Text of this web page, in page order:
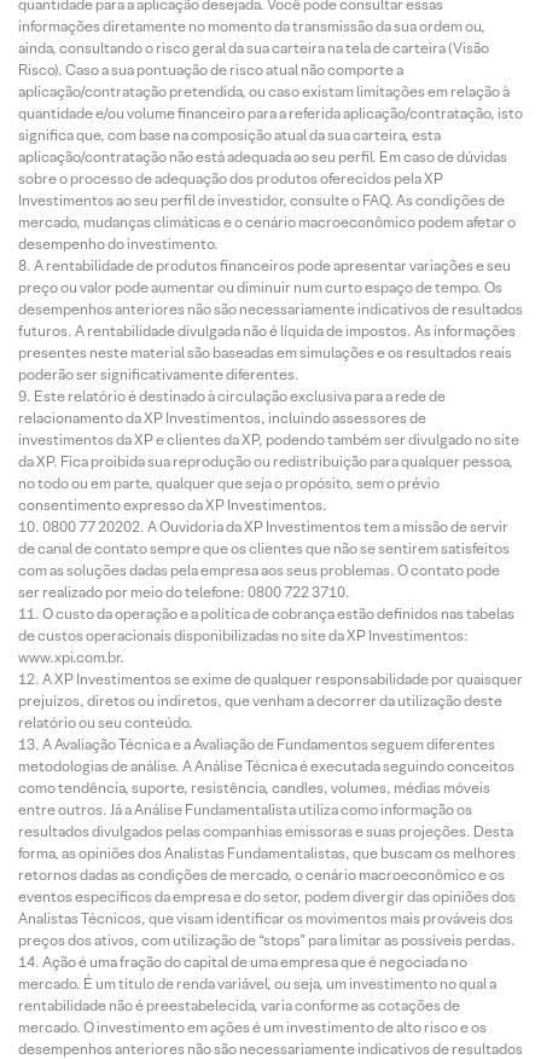
quantidade para a aplicação desejada. Você pode consultar essas
informações diretamente no momento da transmissão da sua ordem ou,
ainda, consultando o risco geral da sua carteira na tela de carteira (Visão
Risco). Caso a sua pontuação de risco atual não comporte a
aplicação/contratação pretendida, ou caso existam limitações em relação à
quantidade e/ou volume financeiro para a referida aplicação/contratação, isto
significa que, com base na composição atual da sua carteira, esta
aplicação/contratação não está adequada ao seu perfil. Em caso de dúvidas
sobre o processo de adequação dos produtos oferecidos pela XP
Investimentos ao seu perfil de investidor, consulte o FAQ. As condições de
mercado, mudanças climáticas e o cenário macroeconômico podem afetar o
desempenho do investimento.
A rentabilidade de produtos financeiros pode apresentar variações e seu
preço ou valor pode aumentar ou diminuir num curto espaço de tempo. Os
desempenhos anteriores não são necessariamente indicativos de resultados
futuros. A rentabilidade divulgada não é líquida de impostos. As informações
presentes neste material são baseadas em simulações e os resultados reais
poderão ser significativamente diferentes.
Este relatório é destinado à circulação exclusiva para a rede de
relacionamento da XP Investimentos, incluindo assessores de
investimentos da XP e clientes da XP, podendo também ser divulgado no site
da XP. Fica proibida sua reprodução ou redistribuição para qualquer pessoa,
no todo ou em parte, qualquer que seja o propósito, sem o prévio
consentimento expresso da XP Investimentos.
0800 77 20202. A Ouvidoria da XP Investimentos tem a missão de servir
de canal de contato sempre que os clientes que não se sentirem satisfeitos
com as soluções dadas pela empresa aos seus problemas. O contato pode
ser realizado por meio do telefone: 0800 722 3710.
O custo da operação e a política de cobrança estão definidos nas tabelas
de custos operacionais disponibilizadas no site da XP Investimentos:
www.xpi.com.br.
A XP Investimentos se exime de qualquer responsabilidade por quaisquer
prejuízos, diretos ou indiretos, que venham a decorrer da utilização deste
relatório ou seu conteúdo.
A Avaliação Técnica e a Avaliação de Fundamentos seguem diferentes
metodologias de análise. A Análise Técnica é executada seguindo conceitos
como tendência, suporte, resistência, candles, volumes, médias móveis
entre outros. Já a Análise Fundamentalista utiliza como informação os
resultados divulgados pelas companhias emissoras e suas projeções. Desta
forma, as opiniões dos Analistas Fundamentalistas, que buscam os melhores
retornos dadas as condições de mercado, o cenário macroeconômico e os
eventos específicos da empresa e do setor, podem divergir das opiniões dos
Analistas Técnicos, que visam identificar os movimentos mais prováveis dos
preços dos ativos, com utilização de “stops” para limitar as possíveis perdas.
Ação é uma fração do capital de uma empresa que é negociada no
mercado. É um título de renda variável, ou seja, um investimento no qual a
rentabilidade não é preestabelecida, varia conforme as cotações de
mercado. O investimento em ações é um investimento de alto risco e os
desempenhos anteriores não são necessariamente indicativos de resultados